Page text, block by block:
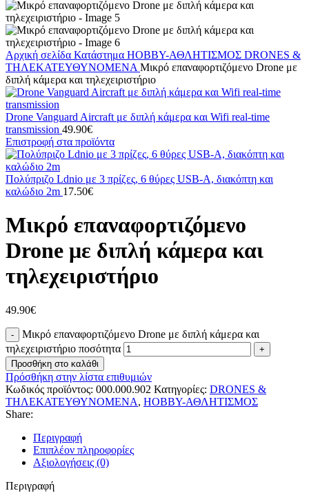
Αρχική σελίδα Κατάστημα HOBBY-ΑΘΛΗΤΙΣΜΟΣ DRONES &
ΤΗΛΕΚΑΤΕΥΘΥΝΟΜΕΝΑ Μικρό επαναφορτιζόμενο Drone με
διπλή κάμερα και τηλεχειριστήριο
Drone Vanguard Aircraft με διπλή κάμερα και Wifi real-time
transmission 49.90€
Επιστροφή στα προϊόντα
Πολύπριζο Ldnio με 3 πρίζες, 6 θύρες USB-A, διακόπτη και
καλώδιο 2m 17.50€
Μικρό επαναφορτιζόμενο
Drone με διπλή κάμερα και
τηλεχειριστήριο
49.90€
Μικρό επαναφορτιζόμενο Drone με διπλή κάμερα και
τηλεχειριστήριο ποσότητα
Προσθήκη στο καλάθι
Πρόσθήκη στην λίστα επιθυμιών
Κωδικός προϊόντος: 000.000.902 Κατηγορίες: DRONES &
ΤΗΛΕΚΑΤΕΥΘΥΝΟΜΕΝΑ, HOBBY-ΑΘΛΗΤΙΣΜΟΣ
Share:
Περιγραφή
Επιπλέον πληροφορίες
Αξιολογήσεις (0)
Περιγραφή